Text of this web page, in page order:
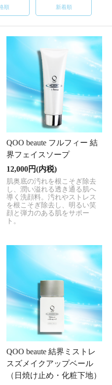
順 新着順
QOO beaute フルフィー 結
界フェイスソープ
12,000円(内税)
肌奥底の汚れを根こそぎ除去
し、潤い溢れる透き通る肌へ
導く洗顔料。汚れやストレス
を根こそぎ除去し、明るい笑
顔と弾力のある肌をサポー
ト。
QOO beaute 結界ミストレ
スズメイクアップベール
（日焼け止め・化粧下地）